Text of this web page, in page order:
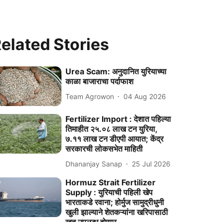
Stories
Urea Scam: अनुदानित युरियाच्या
काळा बाजाराचा पर्दाफाश
Team Agrowon 04 Aug 2026
Fertilizer Import : देशात पहिल्या
तिमाहीत २५.०८ लाख टन युरिया,
७.११ लाख टन डीएपी आयात; केंद्र
सरकारची लोकसभेत माहिती
Dhananjay Sanap 25 Jul 2026
Hormuz Strait Fertilizer
Supply : युरियाची पहिली खेप
भारताकडे रवाना; होर्मुज सामुद्रीधुनी
खुली झाल्याने शेतकऱ्यांना खरिपासाठी